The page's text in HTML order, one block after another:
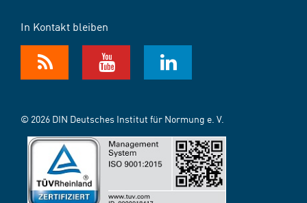
In Kontakt bleiben
© 2026 DIN Deutsches Institut für Normung e. V.